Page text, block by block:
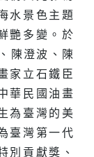
水景色主題
艷多變。於
陳澄波、陳
家立石鐵臣
華民國油畫
為臺灣的美
臺灣第一代
別貢獻獎、